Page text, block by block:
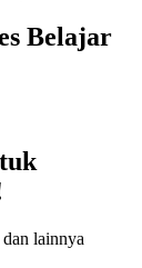
Belajar
lainnya